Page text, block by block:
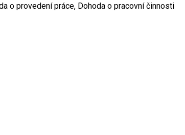
o provedení práce, Dohoda o pracovní činnosti